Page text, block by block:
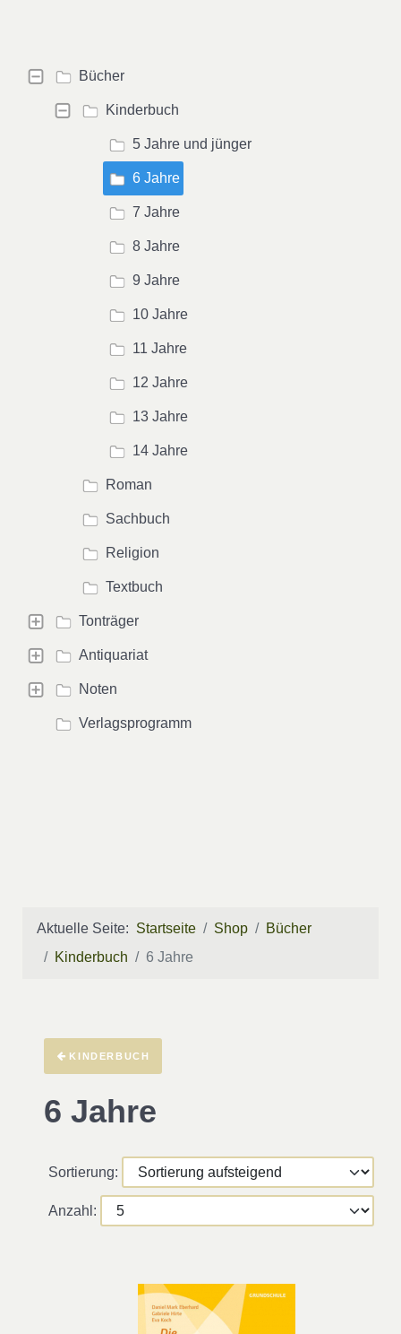
Bücher
Kinderbuch
5 Jahre und jünger
6 Jahre
7 Jahre
8 Jahre
9 Jahre
10 Jahre
11 Jahre
12 Jahre
13 Jahre
14 Jahre
Roman
Sachbuch
Religion
Textbuch
Tonträger
Antiquariat
Noten
Verlagsprogramm
Aktuelle Seite: Startseite Shop
Bücher
Kinderbuch
6 Jahre
KINDERBUCH
6 Jahre
Sortierung:
Anzahl: